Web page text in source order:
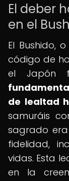
El deber
en el
El Bushido,
código de
el Japón
de lealtad
samuráis
sagrado
fidelidad,
vidas. Esta
en la